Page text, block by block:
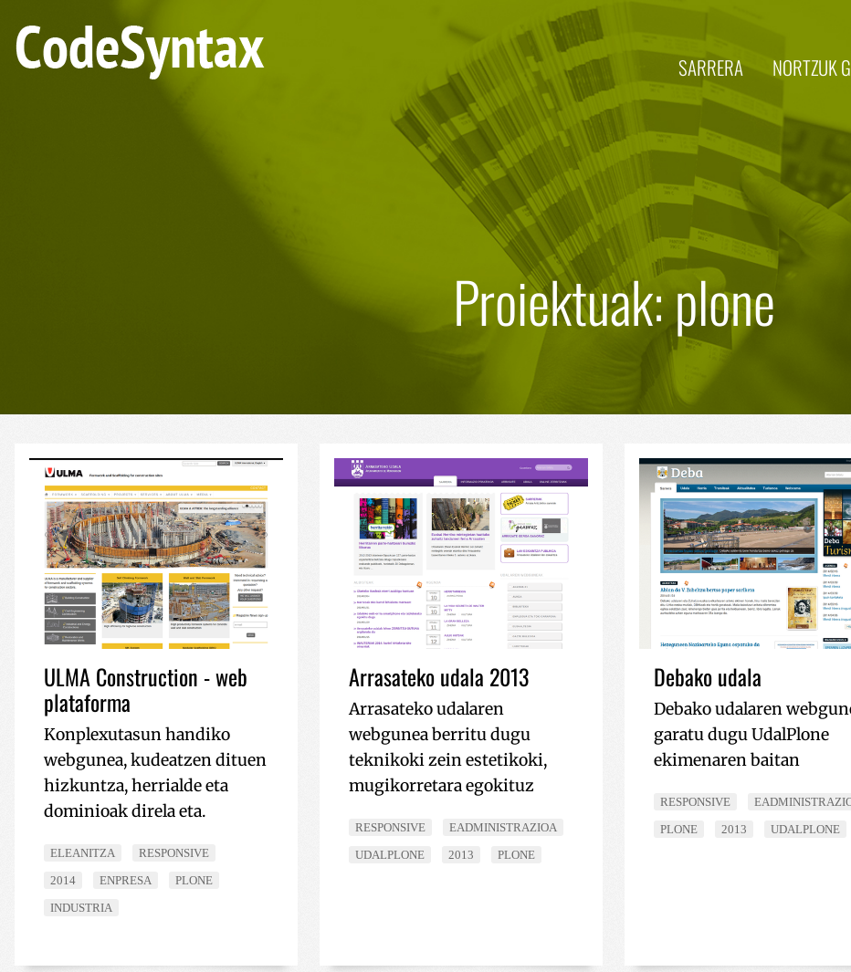
SARRERA NORTZUK
Proiektuak: plone
ULMA Construction - web
plataforma
Konplexutasun handiko
webgunea, kudeatzen dituen
hizkuntza, herrialde eta
dominioak direla eta.
ELEANITZA
RESPONSIVE
2014
ENPRESA
PLONE
INDUSTRIA
Arrasateko udala 2013
Arrasateko udalaren
webgunea berritu dugu
teknikoki zein estetikoki,
mugikorretara egokituz
RESPONSIVE
EADMINISTRAZIOA
UDALPLONE
2013 PLONE
Debako udala
Debako udalaren
garatu dugu UdalPlone
ekimenaren baitan
RESPONSIVE
PLONE
2013 UDALPLONE